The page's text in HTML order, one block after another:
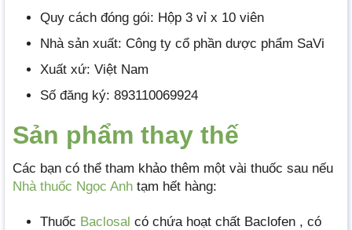
Quy cách đóng gói: Hộp 3 vỉ x 10 viên
Nhà sản xuất: Công ty cổ phần dược phẩm SaVi
Xuất xứ: Việt Nam
Số đăng ký: 893110069924
Sản phẩm thay thế
Các bạn có thể tham khảo thêm một vài thuốc sau nếu
Nhà thuốc Ngọc Anh tạm hết hàng:
Thuốc Baclosal có chứa hoạt chất Baclofen , có